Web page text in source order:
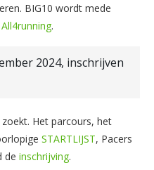
BIG10 wordt mede
All4running.
2024, inschrijven
Het parcours, het
STARTLIJST, Pacers
de inschrijving.